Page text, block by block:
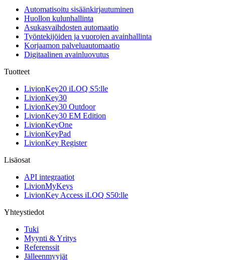
Automatisoitu sisäänkirjautuminen
Huollon kulunhallinta
Asukasvaihdosten automaatio
Työntekijöiden ja vuorojen avainhallinta
Korjaamon palveluautomaatio
Digitaalinen avainluovutus
Tuotteet
LivionKey20 iLOQ S5:lle
LivionKey30
LivionKey30 Outdoor
LivionKey30 EM Edition
LivionKeyOne
LivionKeyPad
LivionKey Register
Lisäosat
API integraatiot
LivionMyKeys
LivionKey Access iLOQ S50:lle
Yhteystiedot
Tuki
Myynti & Yritys
Referenssit
Jälleenmyyjät